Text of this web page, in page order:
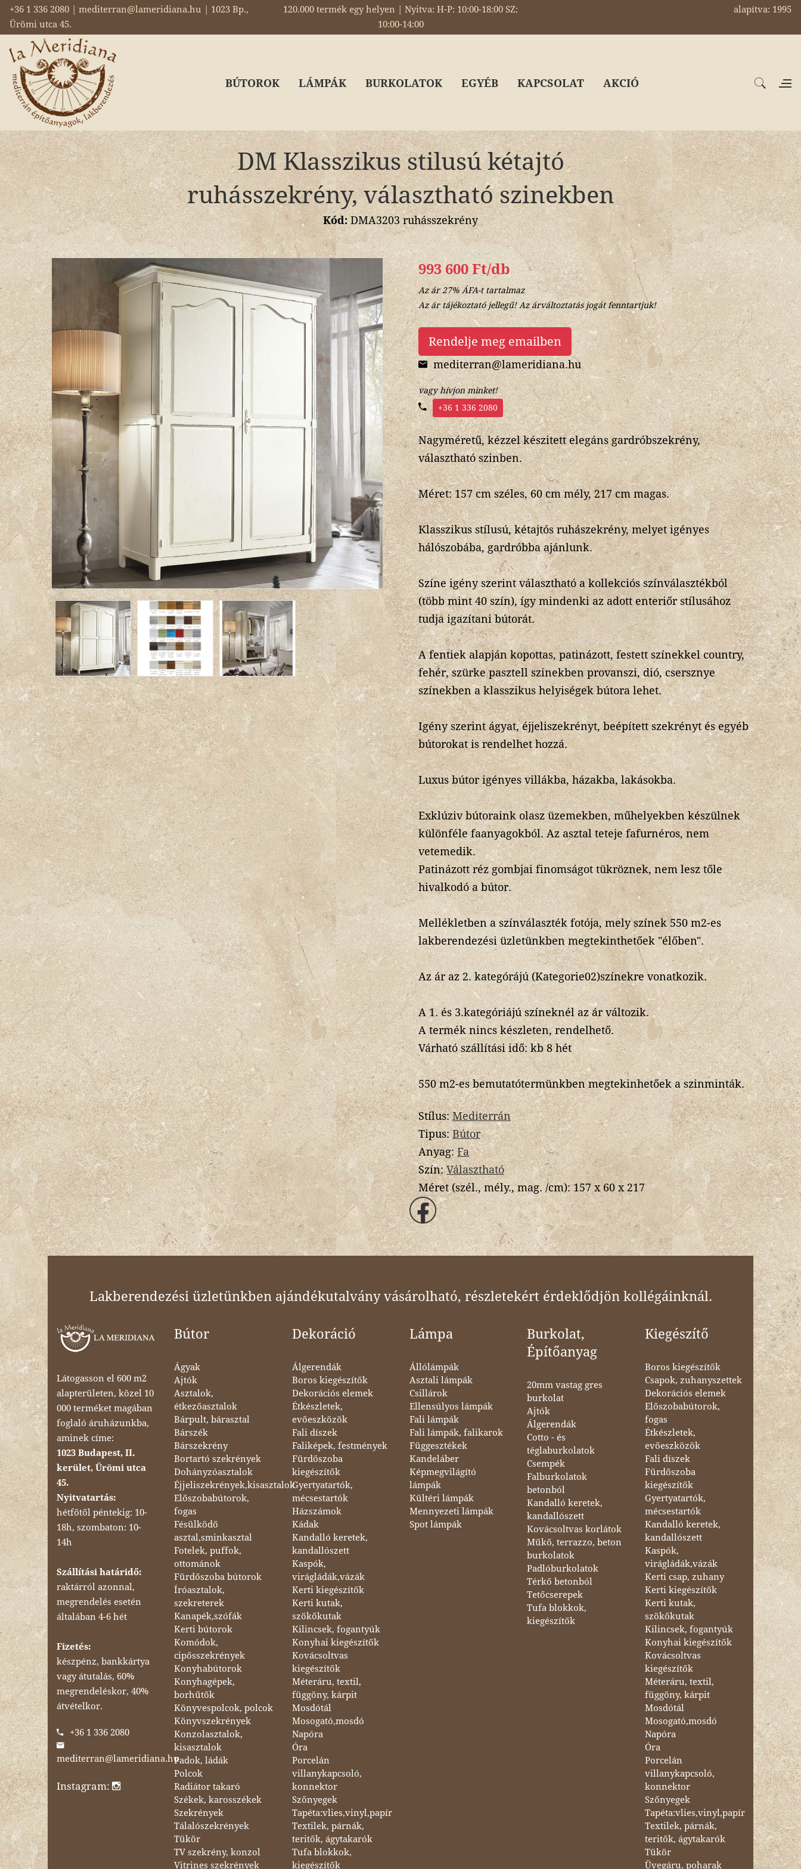
+36 1 336 2080 | mediterran@lameridiana.hu | 1023 Bp.,
Ürömi utca 45.
120.000 termék egy helyen | Nyitva: H-P: 10:00-18:00 SZ:
10:00-14:00
alapítva: 1995
BÚTOROK LÁMPÁK BURKOLATOK EGYÉB KAPCSOLAT AKCIÓ
DM Klasszikus stilusú kétajtó
ruhásszekrény, választható szinekben
Kód: DMA3203 ruhásszekrény
993 600 Ft/db
Az ár 27% ÁFA-t tartalmaz
Az ár tájékoztató jellegű! Az árváltoztatás jogát fenntartjuk!
Rendelje meg emailben
mediterran@lameridiana.hu
vagy hívjon minket!
+36 1 336 2080
Nagyméretű, kézzel készitett elegáns gardróbszekrény,
választható szinben.
Méret: 157 cm széles, 60 cm mély, 217 cm magas.
Klasszikus stílusú, kétajtós ruhászekrény, melyet igényes
hálószobába, gardróbba ajánlunk.
Színe igény szerint választható a kollekciós színválasztékból
(több mint 40 szín), így mindenki az adott enteriőr stílusához
tudja igazítani bútorát.
A fentiek alapján kopottas, patinázott, festett színekkel country,
fehér, szürke pasztell szinekben provanszi, dió, csersznye
színekben a klasszikus helyiségek bútora lehet.
Igény szerint ágyat, éjjeliszekrényt, beépített szekrényt és egyéb
bútorokat is rendelhet hozzá.
Luxus bútor igényes villákba, házakba, lakásokba.
Exklúziv bútoraink olasz üzemekben, műhelyekben készülnek
különféle faanyagokból. Az asztal teteje fafurnéros, nem
vetemedik.
Patinázott réz gombjai finomságot tükröznek, nem lesz tőle
hivalkodó a bútor.
Mellékletben a színválaszték fotója, mely színek 550 m2-es
lakberendezési üzletünkben megtekinthetőek "élőben".
Az ár az 2. kategórájú (Kategorie02)színekre vonatkozik.
A 1. és 3.kategóriájú színeknél az ár változik.
A termék nincs készleten, rendelhető.
Várható szállítási idő: kb 8 hét
550 m2-es bemutatótermünkben megtekinhetőek a szinminták.
Stílus:Mediterrán
Tipus:Bútor
Anyag:Fa
Szín:Választható
Méret (szél., mély., mag. /cm):157 x 60 x 217
Lakberendezési üzletünkben ajándékutalvány vásárolható, részletekért érdeklődjön kollégáinknál.
Látogasson el 600 m2
alapterületen, közel 10
000 terméket magában
foglaló áruházunkba,
aminek címe:
1023 Budapest, II.
kerület, Ürömi utca
45.
Nyitvatartás:
hétfőtől péntekig: 10-
18h, szombaton: 10-
14h
Szállítási határidő:
raktárról azonnal,
megrendelés esetén
általában 4-6 hét
Fizetés:
készpénz, bankkártya
vagy átutalás, 60%
megrendeléskor, 40%
átvételkor.
+36 1 336 2080
mediterran@lameridiana.hu
Instagram:
Bútor
Ágyak
Ajtók
Asztalok,
étkezőasztalok
Bárpult, bárasztal
Bárszék
Bárszekrény
Bortartó szekrények
Dohányzóasztalok
Éjjeliszekrények,kisasztalok
Előszobabútorok,
fogas
Fésülködő
asztal,sminkasztal
Fotelek, puffok,
ottománok
Fürdőszoba bútorok
Íróasztalok,
szekreterek
Kanapék,szófák
Kerti bútorok
Komódok,
cipősszekrények
Konyhabútorok
Konyhagépek,
borhűtők
Könyvespolcok, polcok
Könyvszekrények
Konzolasztalok,
kisasztalok
Padok, ládák
Polcok
Radiátor takaró
Székek, karosszékek
Szekrények
Tálalószekrények
Tükör
TV szekrény, konzol
Vitrines szekrények
Dekoráció
Álgerendák
Boros kiegészítők
Dekorációs elemek
Étkészletek,
evőeszközök
Fali díszek
Faliképek, festmények
Fürdőszoba
kiegészítők
Gyertyatartók,
mécsestartók
Házszámok
Kádak
Kandalló keretek,
kandallószett
Kaspók,
virágládák,vázák
Kerti kiegészítők
Kerti kutak,
szökőkutak
Kilincsek, fogantyúk
Konyhai kiegészítők
Kovácsoltvas
kiegészítők
Méteráru, textil,
függöny, kárpit
Mosdótál
Mosogató,mosdó
Napóra
Óra
Porcelán
villanykapcsoló,
konnektor
Szőnyegek
Tapéta:vlies,vinyl,papír
Textilek, párnák,
teritők, ágytakarók
Tufa blokkok,
kiegészítők
Lámpa
Állólámpák
Asztali lámpák
Csillárok
Ellensúlyos lámpák
Fali lámpák
Fali lámpák, falikarok
Függesztékek
Kandeláber
Képmegvilágító
lámpák
Kültéri lámpák
Mennyezeti lámpák
Spot lámpák
Burkolat,
Építőanyag
20mm vastag gres
burkolat
Ajtók
Álgerendák
Cotto - és
téglaburkolatok
Csempék
Falburkolatok
betonból
Kandalló keretek,
kandallószett
Kovácsoltvas korlátok
Műkő, terrazzo, beton
burkolatok
Padlóburkolatok
Térkő betonból
Tetőcserepek
Tufa blokkok,
kiegészítők
Kiegészítő
Boros kiegészítők
Csapok, zuhanyszettek
Dekorációs elemek
Előszobabútorok,
fogas
Étkészletek,
evőeszközök
Fali díszek
Fürdőszoba
kiegészítők
Gyertyatartók,
mécsestartók
Kandalló keretek,
kandallószett
Kaspók,
virágládák,vázák
Kerti csap, zuhany
Kerti kiegészítők
Kerti kutak,
szökőkutak
Kilincsek, fogantyúk
Konyhai kiegészítők
Kovácsoltvas
kiegészítők
Méteráru, textil,
függöny, kárpit
Mosdótál
Mosogató,mosdó
Napóra
Óra
Porcelán
villanykapcsoló,
konnektor
Szőnyegek
Tapéta:vlies,vinyl,papír
Textilek, párnák,
teritők, ágytakarók
Tükör
Üvegáru, poharak